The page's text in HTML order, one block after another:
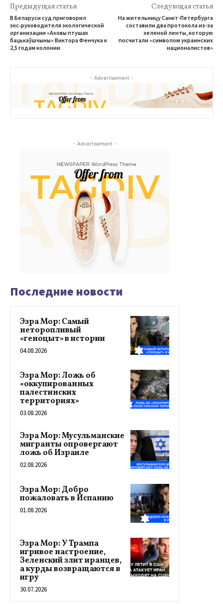
Предыдущая статья
В Беларуси суд приговорил
экс‑руководителя экологической
организации «Аховы птушак
бацькаўшчыны» Виктора Фенчука к
2,5 годам колонии
Следующая статья
На жительницу Санкт-Петербурга
составили два протокола из-за
зеленой ленты, которую
посчитали «символом украинских
националистов»
- Advertisement -
- Advertisement -
Последние новости
Эзра Мор: Самый
неторопливый
«геноцыт» в истории
04.08.2026
Эзра Мор: Ложь об
«оккупированных
палестинских
территориях»
03.08.2026
Эзра Мор: Мусульманские
мигранты опровергают
ложь об Израиле
02.08.2026
Эзра Мор: Добро
пожаловать в Испанию
01.08.2026
Эзра Мор: У Трампа
игривое настроение,
Зеленский злит иранцев,
а курды возвращаются в
игру
30.07.2026